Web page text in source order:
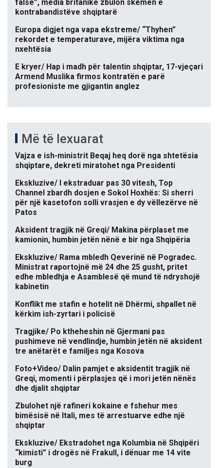
false”, media britanike zbulon skemën e
kontrabandistëve shqiptarë
Europa digjet nga vapa ekstreme/ “Thyhen”
rekordet e temperaturave, mijëra viktima nga
nxehtësia
E kryer/ Hap i madh për talentin shqiptar, 17-vjeçari
Armend Muslika firmos kontratën e parë
profesioniste me gjigantin anglez
Më të lexuarat
Vajza e ish-ministrit Beqaj heq dorë nga shtetësia
shqiptare, dekreti miratohet nga Presidenti
Ekskluzive/ I ekstraduar pas 30 vitesh, Top
Channel zbardh dosjen e Sokol Hoxhës: Si sherri
për një kasetofon solli vrasjen e dy vëllezërve në
Patos
Aksident tragjik në Greqi/ Makina përplaset me
kamionin, humbin jetën nënë e bir nga Shqipëria
Ekskluzive/ Rama mbledh Qeverinë në Pogradec.
Ministrat raportojnë më 24 dhe 25 gusht, pritet
edhe mbledhja e Asamblesë që mund të ndryshojë
kabinetin
Konflikt me stafin e hotelit në Dhërmi, shpallet në
kërkim ish-zyrtari i policisë
Tragjike/ Po ktheheshin në Gjermani pas
pushimeve në vendlindje, humbin jetën në aksident
tre anëtarët e familjes nga Kosova
Foto+Video/ Dalin pamjet e aksidentit tragjik në
Greqi, momenti i përplasjes që i mori jetën nënës
dhe djalit shqiptar
Zbulohet një rafineri kokaine e fshehur mes
bimësisë në Itali, mes të arrestuarve edhe një
shqiptar
Ekskluzive/ Ekstradohet nga Kolumbia në Shqipëri
“kimisti” i drogës në Frakull, i dënuar me 14 vite
burg